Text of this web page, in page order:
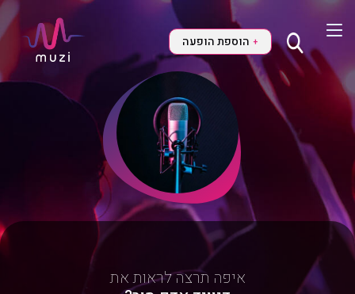
+ הוספת הופעה
איפה תרצה לראות את